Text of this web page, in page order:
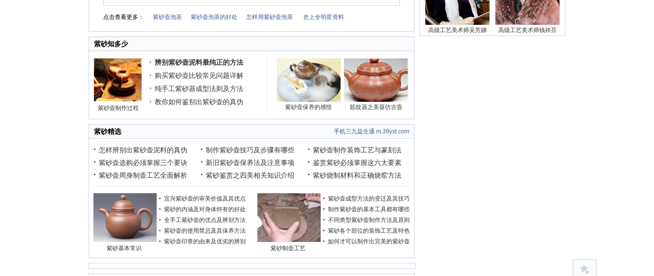
点击查看更多： 紫砂壶泡茶 紫砂壶泡茶的好处 怎样用紫砂壶泡茶 史上全明星资料
紫砂知多少
紫砂壶制作过程
辨别紫砂壶泥料最纯正的方法
购买紫砂壶比较常见问题详解
纯手工紫砂器成型法则及方法
教你如何鉴别出紫砂壶的真伪
紫砂壶保养的感悟 筋纹器之美葵仿古壶
紫砂精选 手机三九益生通 m.39yst.com
怎样辨别出紫砂壶泥料的真伪
紫砂壶选购必须掌握三个要诀
紫砂壶周身制壶工艺全面解析
制作紫砂壶技巧及步骤有哪些
新旧紫砂壶保养法及注意事项
紫砂鉴赏之四美相关知识介绍
紫砂壶制作装饰工艺与篆刻法
鉴赏紫砂必须掌握这六大要素
紫砂烧制材料和正确烧窑方法
紫砂基本常识
宜兴紫砂壶的审美价值及其优点
紫砂的内涵及对身体特有的好处
全手工紫砂壶的优点及辨别方法
紫砂壶的使用禁忌及其保养方法
紫砂壶印章的由来及优劣的辨别
紫砂制壶工艺
紫砂壶成型方法的变迁及其技巧
制作紫砂壶的基本工具都有哪些
不同类型紫砂壶制作方法及原则
紫砂各个部位的装饰工艺及特色
如何才可以制作出完美的紫砂壶
高级工艺美术师吴芳娣 高级工艺美术师钱祥芬